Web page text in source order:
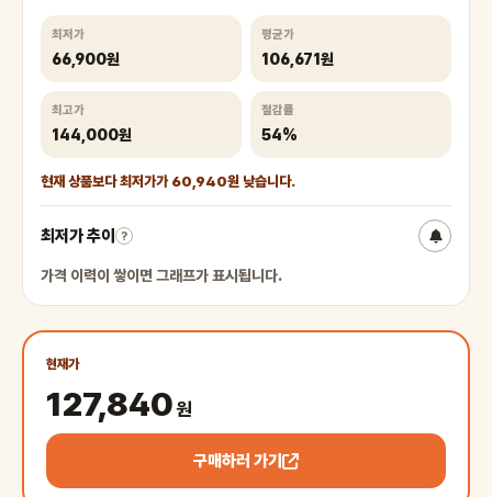
최저가
66,900원
평균가
106,671원
최고가
144,000원
절감률
54%
현재 상품보다 최저가가 60,940원 낮습니다.
최저가 추이 ?
가격 이력이 쌓이면 그래프가 표시됩니다.
현재가
127,840원
구매하러 가기